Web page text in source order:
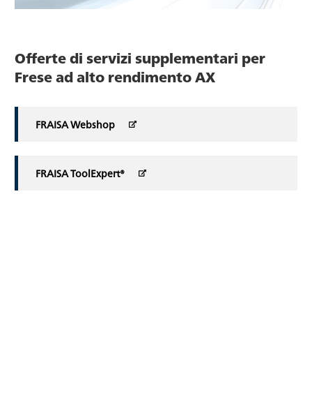
Offerte di servizi supplementari per
Frese ad alto rendimento AX
FRAISA Webshop
FRAISA ToolExpert®